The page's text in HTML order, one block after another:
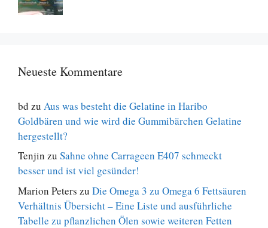
Neueste Kommentare
bd zu Aus was besteht die Gelatine in Haribo
Goldbären und wie wird die Gummibärchen Gelatine
hergestellt?
Tenjin zu Sahne ohne Carrageen E407 schmeckt
besser und ist viel gesünder!
Marion Peters zu Die Omega 3 zu Omega 6 Fettsäuren
Verhältnis Übersicht – Eine Liste und ausführliche
Tabelle zu pflanzlichen Ölen sowie weiteren Fetten